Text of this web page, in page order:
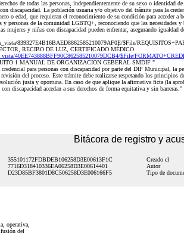
de todas las personas, independientemente de su sexo o
discapacidad. La población usuaria y/o objetivo del trámite para la
o edad, que requieran el reconocimiento de su condición para acceder
personas de la comunidad LGBTQ+, reconociendo que las necesidades
mujeres y niñas con discapacidad pueden enfrentar, asegurando igualdad
839327E4B16BAED8862585210079AF0E/$File/
RECIBO DE LUZ, CERTIFICADO MÉDICO
40EE743888BFF90C862585210079DCB4/$File/
1 MANUAL DE ORGANIZACIÓN GEBERAL SMDIF "
para personas con discapacidad por parte del DIF Municipal, la
del proceso. Este trámite debe realizarse respetando los
justa y oportuna. En caso de que aplique la afirmativa ficta (la
con discapacidad accedan a sus derechos de forma equitativa y sin
Bitácora de registro y
355101172FDBDEB106258D3E00613F1C Creado el
7716D318410336EA06258D3E00614401 Autor
D23D85BF3801D8C506258D3E006166F5 Tipo de
operativa,
del